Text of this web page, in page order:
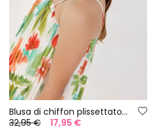
Blusa di chiffon plissettato per bambina con stampa floreale.
32,95 €
17,95 €